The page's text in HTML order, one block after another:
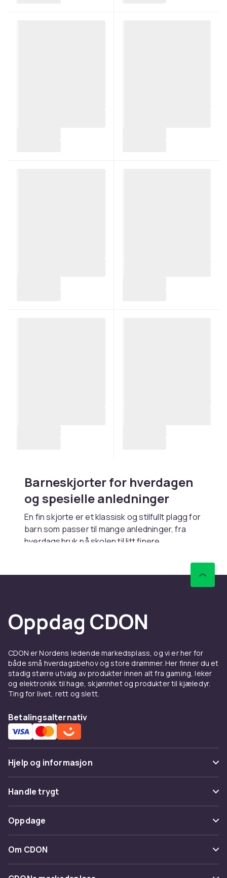
Barneskjorter for hverdagen
og spesielle anledninger
En fin skjorte er et klassisk og stilfullt plagg for
barn som passer til mange anledninger, fra
hverdagsbruk på skolen til litt finere
stiler og materialer, fra enkle og komfortable
Kombiner skjorter medkofter og
topper. Se hele sortimentet i skjorter og
Hverdagsskjorter for barn
En god hverdagsskjorte til barn skal være
komfortabel, pustbar og enkel å vaske.
seg pene og tåler hverdagens aktiviteter.
Rutete skjorter og striper er tidløse mønstre
Skjorter med lomme foran og knapper hele
en mer komfortabel passform til aktive barn.
Fine skjorter til spesielle
anledninger
Til konfirmasjon, bryllup, dåp og andre formelle
anledninger er en fin dressskjorte et must.
Oppdag CDON
CDON er Nordens ledende markedsplass, og vi er her for
både små hverdagsbehov og store drømmer. Her finner du et
stadig større utvalg av produkter innen alt fra gaming, leker
og elektronikk til hage, skjønnhet og produkter til kjæledyr.
Ting for livet, rett og slett.
Betalingsalternativ
Hjelp og informasjon
Vanlige spørsmål
Spor pakke
Angre & returner her
Kontakt oss
Handle trygt
Betaling
Levering
Oppdage
Kategorier
Varemerker
Om CDON
Om oss